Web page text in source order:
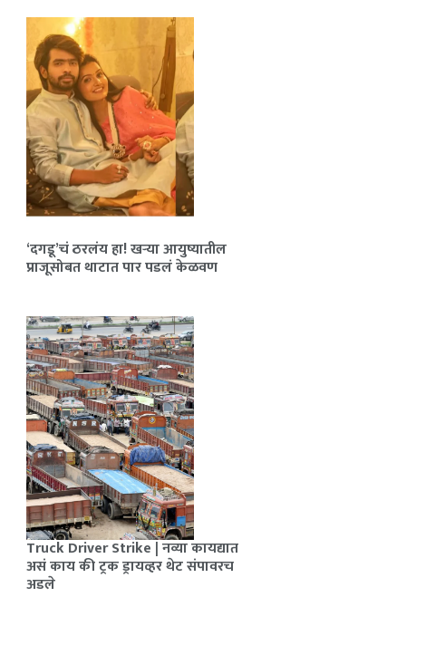
‘दगडू’चं ठरलंय हा! खऱ्या आयुष्यातील
प्राजूसोबत थाटात पार पडलं केळवण
Truck Driver Strike | नव्या कायद्यात
असं काय की ट्रक ड्रायव्हर थेट संपावरच
अडले